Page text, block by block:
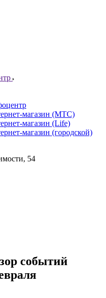
магазин (МТС)
магазин (Life)
магазин (городской)
54
событий